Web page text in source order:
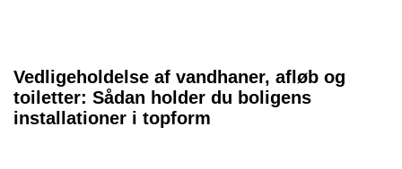
Vedligeholdelse af vandhaner, afløb og
toiletter: Sådan holder du boligens
installationer i topform